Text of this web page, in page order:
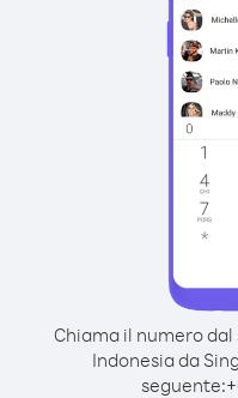
Chiama il numero
Indonesia da
seguente:+